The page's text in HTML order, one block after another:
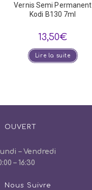
Vernis Semi Permanent
Kodi B130 7ml
13,50€
Lire la suite
OUVERT
– Vendredi
– 16:30
Nous Suivre